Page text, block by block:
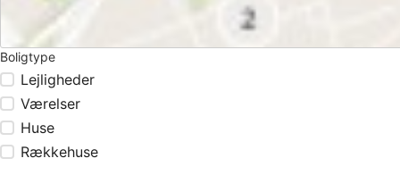
Boligtype
Lejligheder
Værelser
Huse
Rækkehuse